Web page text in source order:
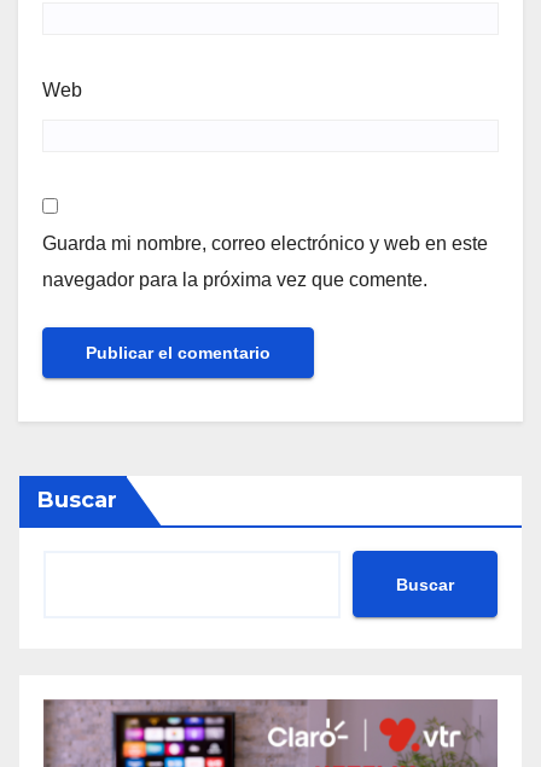
Web
Guarda mi nombre, correo electrónico y web en este
navegador para la próxima vez que comente.
Buscar
Buscar